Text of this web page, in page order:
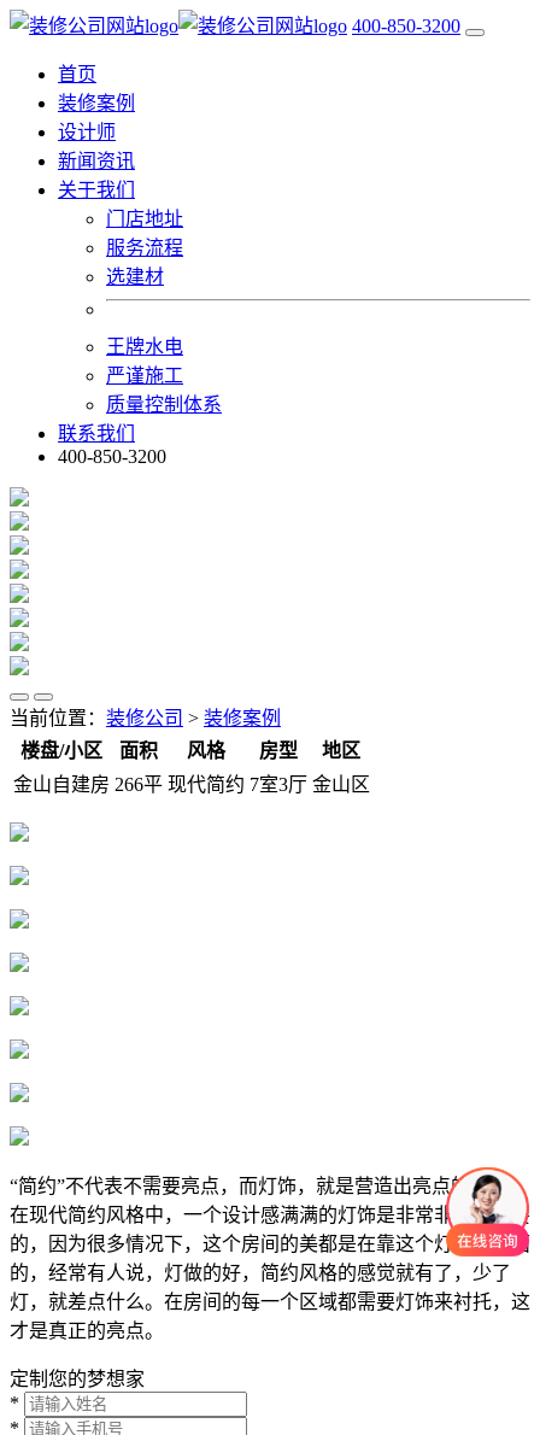
400-850-3200
首页
装修案例
设计师
新闻资讯
关于我们
门店地址
服务流程
选建材
王牌水电
严谨施工
质量控制体系
联系我们
400-850-3200
当前位置： 装修公司 > 装修案例
楼盘/小区
面积 风格 房型
地区
金山自建房 266平 现代简约 7室3厅 金山区
“简约”不代表不需要亮点，而灯饰，就是营造出亮点的地方，
在现代简约风格中，一个设计感满满的灯饰是非常非常有必要
的，因为很多情况下，这个房间的美都是在靠这个灯来撑场面
的，经常有人说，灯做的好，简约风格的感觉就有了，少了
灯，就差点什么。在房间的每一个区域都需要灯饰来衬托，这
才是真正的亮点。
定制您的梦想家
*
*